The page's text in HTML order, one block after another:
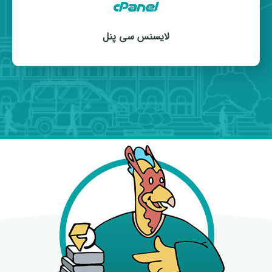
هاست ویندوزمراجعه کنید و پلن‌های متنوع ما
هاست لینوکس محبوب‌ترین و پراستفاده‌ترین نوع هاست
وب‌سایت‌هایی که با استفاده از زبان برنامه‌نویسی PHP و
دیتابیس MySQL برنامه‌نویسی شده‌اند مناسب است و
ازآنجایی‌که درصد بسیار زیادی از وب‌سایت‌هایی که در
حال حاضر در جهان وجود دارند با استفاده از زبان
پی‌اچ‌پی برنامه‌نویسی شده‌اند، هاست لینوکس از
محبوبیت بسیار بالایی برخوردار است. دو نوع کنترل پنل
متفاوت برای مدیریت فایل‌ها و دیتابیس‌ها، اکانت‌های
ایمیل و اف‌تی‌پی برای هاست لینوکس وجود دارد که نام
یکی از آن‌ها «دایرکت ادمین» و دیگری «سی پنل» است.
هرکدام از این کنترل پنل‌ها، مزایا و معایب مخصوص خود
را دارند اما به طور کلی، کنترل پنل سی پنل به دلیل محیط
گرافیکی جذاب، امکانات بیشتر و سادگی استفاده از آن، از
محبوبیت بیشتری نسبت به کنترل پنل دایرکت ادمین
برخوردار است. اگر قصد خرید هاست لینوکسی دارید،
لایسنس سی پنل